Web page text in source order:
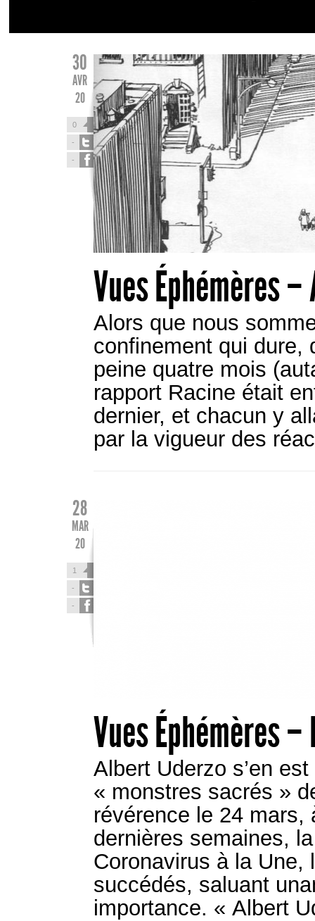
30
AVR
20
0
-
-
Vues Éphémères
Alors que nous
confinement qui dure,
peine quatre mois
rapport Racine était
dernier, et chacun y
par la vigueur des
28
MAR
20
1
-
-
Vues Éphémères
Albert Uderzo s’en
« monstres sacrés »
révérence le 24
dernières semaines,
Coronavirus à la Une,
succédés, saluant
importance. « Albert